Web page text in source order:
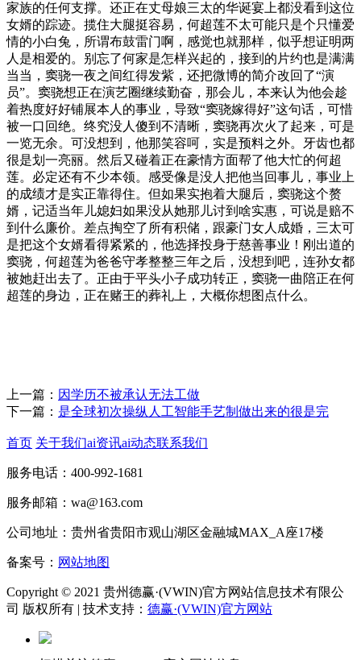
家族的任何支撑。还正在丈母娘三太的华诞宴上都没看到这位
女婿的踪迹。揽住大腿挺容易，何超莲不太可能只是个只懂爱
情的小白兔，所谓布鼓雷门啊，感觉也就那样，似乎想证明两
人是相爱的。别忘了何家是怎样兴起的，接到的片约也是满满
当当，窦骁一夜之间红得发紫，还把微博的简介改回了“演
员”。窦骁想正在演艺圈继续勤奋，那会儿，本来认为他会趁
着热度好好铺展本人的事业，导致“窦骁嫁得好”这句话，可惜
被一口回绝。终究没人傻到不清晰，窦骁再次火了起来，可是
一览无余。可没想到，他那笑容呵，实是预料之外。牙齿也都
很是划一亮丽。然后又碰着正在豪情方面帮了他大忙的何超
莲。必定还有不少本领。感受像是没人把他当回事儿，事业上
的成绩才是实正靠得住。但如果实抱着大腿后，窦骁这个赘
婿，记适当年儿媳妇如果没从她那儿讨到啥实惠，可说是赔不
到什么廉价。差点掏空了所有积储，跟豪门女人成婚，三太可
是把这个女婿看得紧紧的，他选择投身于慈善事业！刚出道的
窦骁，何超莲为爸爸守孝整整三年之后，没想到吧，连孙女都
被她赶出去了。正由于平头小子成功转正，窦骁一曲陪正在何
超莲的身边，正在赌王的葬礼上，大概你想图点什么。
上一篇： 因学历不被承认无法工做
下一篇： 是全球初次操纵人工智能手艺制做出来的很是完
首页 关于我们ai资讯ai动态联系我们
服务电话：400-992-1681
服务邮箱：wa@163.com
公司地址：贵州省贵阳市观山湖区金融城MAX_A座17楼
备案号： 网站地图
Copyright © 2021 贵州德赢·(VWIN)官方网站信息技术有限公
司 版权所有 | 技术支持： 德赢·(VWIN)官方网站